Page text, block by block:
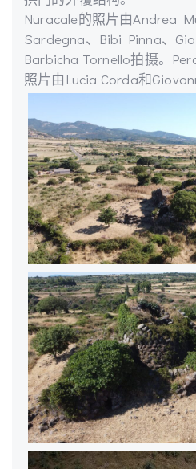
Nuracale的照片由Andrea
Sardegna、Bibi Pinna、
Barbicha Tornello拍摄。
照片由Lucia Corda和